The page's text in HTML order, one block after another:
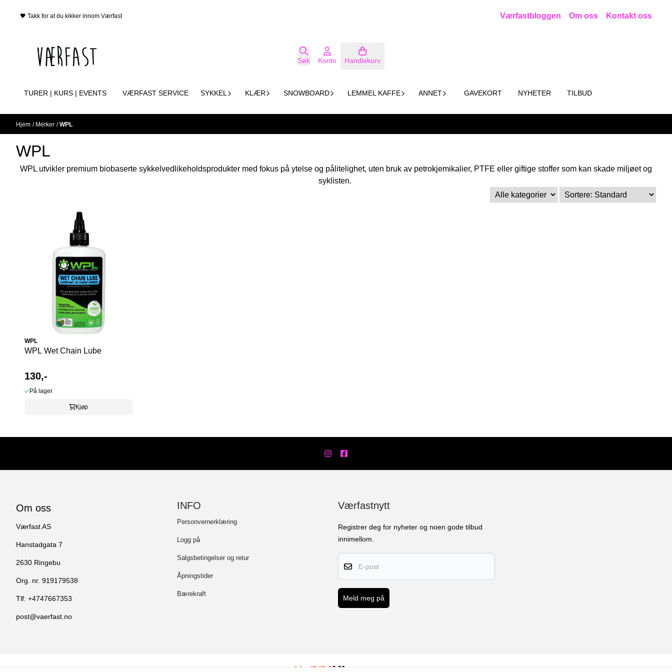
🖤 Takk for at du kikker innom Værfast Værfastbloggen Om oss Kontakt oss
Søk Konto Handlekurv
TURER | KURS | EVENTS VÆRFAST SERVICE SYKKEL KLÆR SNOWBOARD LEMMEL KAFFE ANNET GAVEKORT NYHETER TILBUD
Hjem / Merker /WPL
WPL
WPL utvikler premium biobaserte sykkelvedlikeholdsprodukter med fokus på ytelse og pålitelighet, uten bruk av petrokjemikalier, PTFE eller giftige stoffer som kan skade miljøet og
syklisten.
WPL
WPL Wet Chain Lube
130,-
På lager
Kjøp
Om oss
Værfast AS
Hanstadgata 7
2630 Ringebu
Org. nr. 919179538
Tlf: +4747667353
post@vaerfast.no
INFO
Personvernerklæring
Logg på
Salgsbetingelser og retur
Åpningstider
Bærekraft
Værfastnytt
Registrer deg for nyheter og noen gode tilbud
innimellom.
E-post
Meld meg på